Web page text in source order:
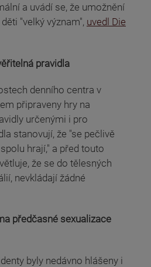
a uvádí se, že umožnění
"velký význam", uvedl Die
pravidla
denního centra v
připraveny hry na
určenými i pro
stanovují, že "se pečlivě
hrají," a před touto
že se do tělesných
nevkládají žádné
předčasné sexualizace
byly nedávno hlášeny i